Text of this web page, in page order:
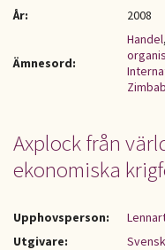
År:
2008
Ämnesord:
Handel,
Axplock från
ekonomiska
Upphovsperson:
Utgivare: